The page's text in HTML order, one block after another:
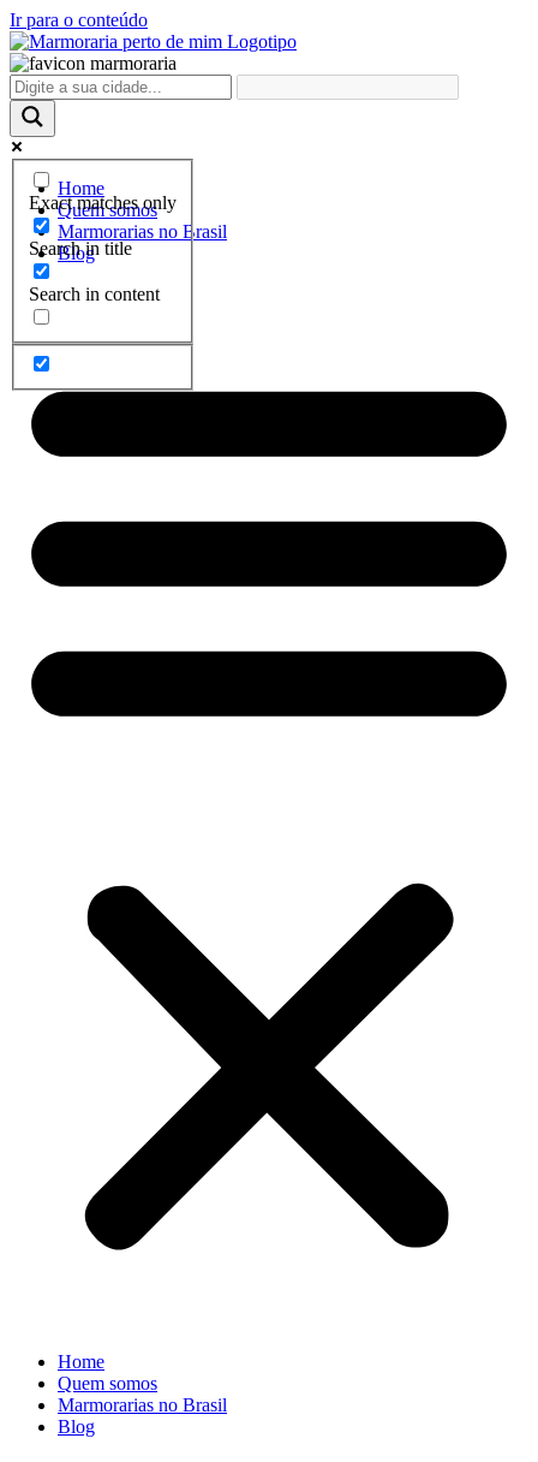
Ir para o conteúdo
Exact matches only
Search in title
Search in content
Home
Quem somos
Marmorarias no Brasil
Blog
Home
Quem somos
Marmorarias no Brasil
Blog